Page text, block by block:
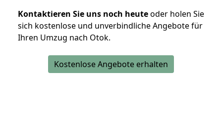
Kontaktieren Sie uns noch heuteoder holen Sie
sich kostenlose und unverbindliche Angebote für
Ihren Umzug nach Otok.
Kostenlose Angebote erhalten